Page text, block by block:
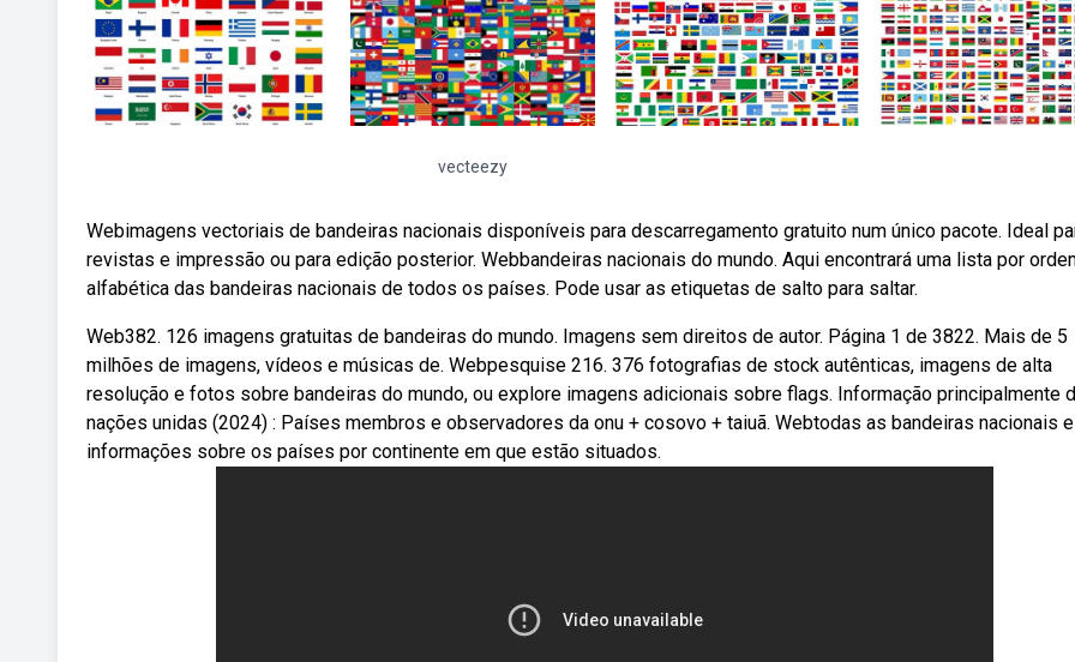
vecteezy
Webimagens vectoriais de bandeiras nacionais disponíveis para descarregamento gratuito num único pacote. Ideal
revistas e impressão ou para edição posterior. Webbandeiras nacionais do mundo. Aqui encontrará uma lista por
alfabética das bandeiras nacionais de todos os países. Pode usar as etiquetas de salto para saltar.
Web382. 126 imagens gratuitas de bandeiras do mundo. Imagens sem direitos de autor. Página 1 de 3822. Mais de 5
milhões de imagens, vídeos e músicas de. Webpesquise 216. 376 fotografias de stock autênticas, imagens de alta
resolução e fotos sobre bandeiras do mundo, ou explore imagens adicionais sobre flags. Informação principalmente
nações unidas (2024) : Países membros e observadores da onu + cosovo + taiuã. Webtodas as bandeiras nacionais e
informações sobre os países por continente em que estão situados.